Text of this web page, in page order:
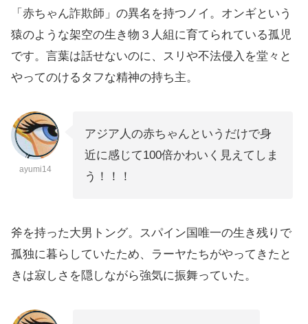
「赤ちゃん詐欺師」の異名を持つノイ。オンギという
猿のような架空の生き物３人組に育てられている孤児
です。言葉は話せないのに、スリや不法侵入を堂々と
やってのけるタフな精神の持ち主。
ayumi14
アジア人の赤ちゃんというだけで身
近に感じて100倍かわいく見えてしま
う！！！
斧を持った大男トング。スパイン国唯一の生き残りで
孤独に暮らしていたため、ラーヤたちがやってきたと
きは寂しさを隠しながら強気に振舞っていた。